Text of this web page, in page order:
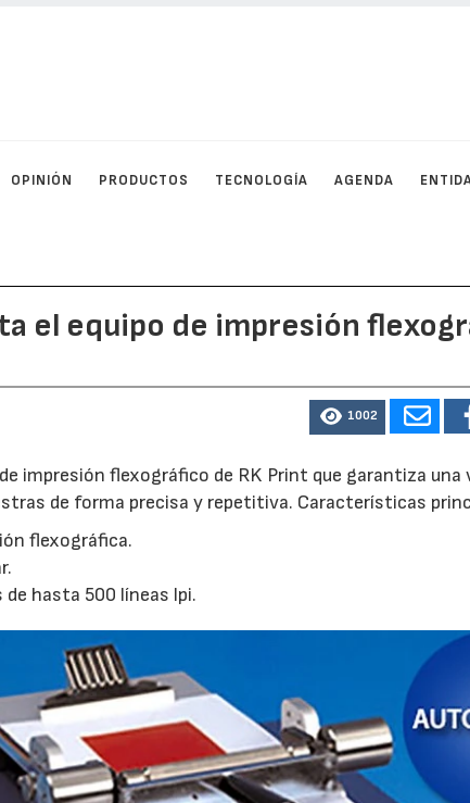
OPINIÓN PRODUCTOS TECNOLOGÍA AGENDA
el equipo de impresión
1002
impresión flexográfico de RK Print que garantiza una
de forma precisa y repetitiva. Características
flexográfica.
hasta 500 líneas lpi.